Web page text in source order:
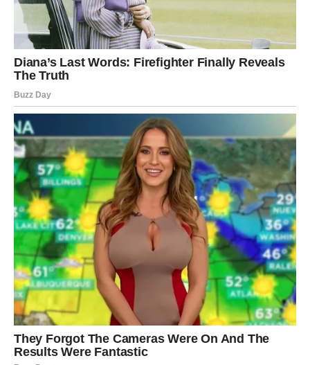
što gradite sada ima potencijal da traje.
Novac i posao
Ovo je godina u kojoj se trud konačno isplaćuje. Pred
vama su veoma dobri rezultati.
VODOLIJA
Ljubav
Neočekivano poznanstvo moglo bi vam potpuno
promijeniti planove. Ljubavna sreća dolazi iz pravca na
koji niste računali.
Novac i posao
Nova ideja ili projekat mogli bi postati mnogo važniji nego
što sada izgledaju.